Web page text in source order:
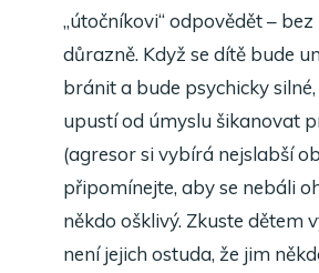
„útočníkovi“ odpovědět – bez
důrazně. Když se dítě bude
bránit a bude psychicky
upustí od úmyslu šikanovat
(agresor si vybírá nejslabší
připomínejte, aby se nebáli
někdo ošklivý. Zkuste dětem
není jejich ostuda, že jim